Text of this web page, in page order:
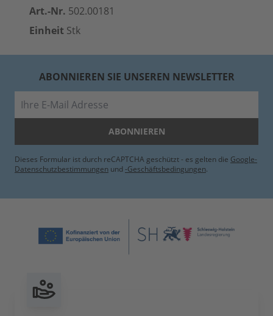
Art.-Nr. 502.00181
Einheit Stk
ABONNIEREN SIE UNSEREN NEWSLETTER
ABONNIEREN
Dieses Formular ist durch reCAPTCHA geschützt - es gelten die Google-
Datenschutzbestimmungen und -Geschäftsbedingungen.